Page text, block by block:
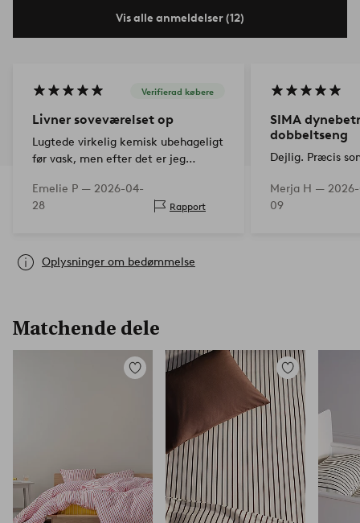
Vis alle anmeldelser (12)
Verifierad købere
Livner soveværelset op
Lugtede virkelig kemisk ubehageligt
før vask, men efter det er jeg
Emelie P — 2026-04-
28
Rapport
SIMA
dobbeltseng
Dejlig. Præcis
Merja H —
09
Oplysninger om bedømmelse
Matchende dele
Tilføj
Tilføj
til
favoritter